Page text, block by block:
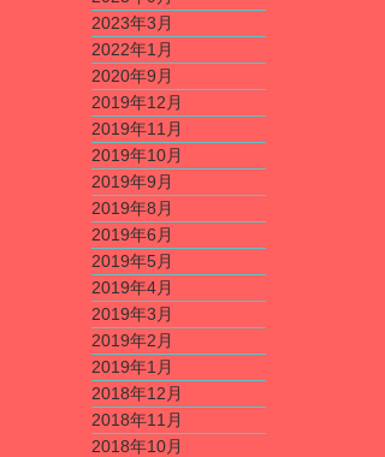
2023年3月
2022年1月
2020年9月
2019年12月
2019年11月
2019年10月
2019年9月
2019年8月
2019年6月
2019年5月
2019年4月
2019年3月
2019年2月
2019年1月
2018年12月
2018年11月
2018年10月